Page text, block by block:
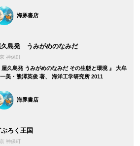
海豚書店
久島発 うみがめのなみだ
神保町
屋久島発 うみがめのなみだ その生態と環境 』 大牟
一美・熊澤英俊 著、 海洋工学研究所 2011
海豚書店
ぶろく王国
神保町